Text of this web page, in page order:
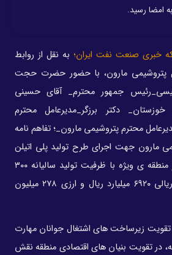
خبری صنعت نفت ایران؛ به نقل از روابط
پتروشیمی مارون، با حضور حضرت حجت
جمهور محترم_ آقای حسینی
خوزستان_ دکتر برزگر_مدیرعامل محترم
محترم پتروشیمی مارون_؛ تفاهم نامه
مارون جهت اجرای طرح تولید پلی اتیلن
سبک خطی و سنگین در منطقه ی ویژه با ظرفیت تولید سالیانه ۳۰۰
هزار تن، سرمایه گذاری ریالی ۶۹۲۰ میلیارد ریال و ارزی ۲۷۸ میلیون
تقویت زیرساخت های اشتغال جوانان مهارت
در تقویت بنیان های اقتصادی منطقه نقش